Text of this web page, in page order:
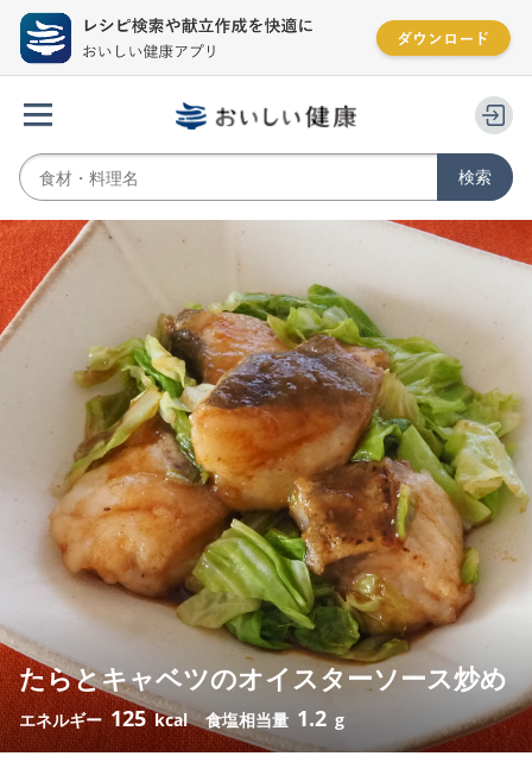
たらとキャベツのオイスターソース炒め
エネルギー 125 kcal 食塩相当量 1.2 g